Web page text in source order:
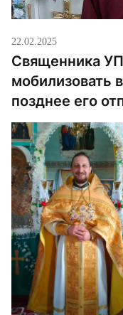
22.02.2025
Священника
мобилизовать
позднее его